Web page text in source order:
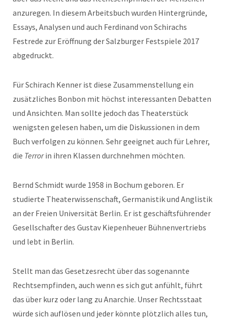
anzuregen. In diesem Arbeitsbuch wurden Hintergründe,
Essays, Analysen und auch Ferdinand von Schirachs
Festrede zur Eröffnung der Salzburger Festspiele 2017
abgedruckt.
Für Schirach Kenner ist diese Zusammenstellung ein
zusätzliches Bonbon mit höchst interessanten Debatten
und Ansichten. Man sollte jedoch das Theaterstück
wenigsten gelesen haben, um die Diskussionen in dem
Buch verfolgen zu können. Sehr geeignet auch für Lehrer,
die Terrorin ihren Klassen durchnehmen möchten.
Bernd Schmidt wurde 1958 in Bochum geboren. Er
studierte Theaterwissenschaft, Germanistik und Anglistik
an der Freien Universität Berlin. Er ist geschäftsführender
Gesellschafter des Gustav Kiepenheuer Bühnenvertriebs
und lebt in Berlin.
Stellt man das Gesetzesrecht über das sogenannte
Rechtsempfinden, auch wenn es sich gut anfühlt, führt
das über kurz oder lang zu Anarchie. Unser Rechtsstaat
würde sich auflösen und jeder könnte plötzlich alles tun,